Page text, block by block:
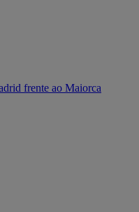
frente ao Maiorca